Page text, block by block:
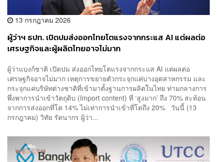
13 กรกฎาคม 2026
ผู้ว่าฯ ธปท. เปิดปมส่งออกไทยโตแรงจากกระแส AI แต่ผลต่อ
เศรษฐกิจและผู้ผลิตไทยอาจไม่มาก
ผู้ว่าแบงก์ชาติ เปิดปม ส่งออกไทยโตแรงจากกระแส AI แต่ผลต่อ
เศรษฐกิจอาจไม่มาก เหตุการขยายตัวกระจุกแค่บางอุตสาหกรรม และ
กระจุกแค่บริษัทต่างชาติที่เข้ามาตั้งฐานการผลิตในไทย ท่ามกลางการ
พึ่งพาการนำเข้าวัตถุดิบ (Import content) ที่ ‘สูงมาก’ ถึง 70% สะท้อน
จากการส่งออกที่โต 14% ไม่เท่าการนำเข้าที่โตถึง 20% วันนี้ (13
กรกฎาคม) วิทัย รัตนากร ผู้ว่า...